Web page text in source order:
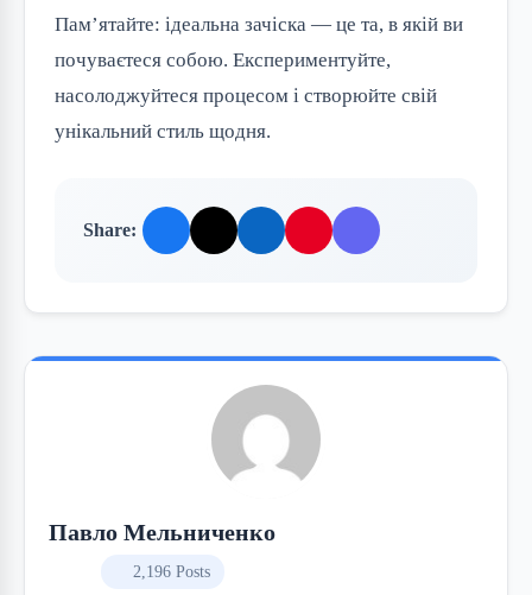
Пам’ятайте: ідеальна зачіска — це та, в якій ви
почуваєтеся собою. Експериментуйте,
насолоджуйтеся процесом і створюйте свій
унікальний стиль щодня.
Share:
Павло Мельниченко
2,196 Posts